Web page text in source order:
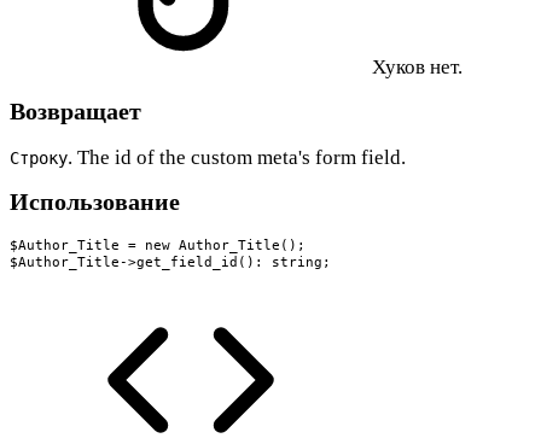
Хуков нет.
Возвращает
Строку. The id of the custom meta's form field.
Использование
$Author_Title = new Author_Title();
$Author_Title->get_field_id(): string;